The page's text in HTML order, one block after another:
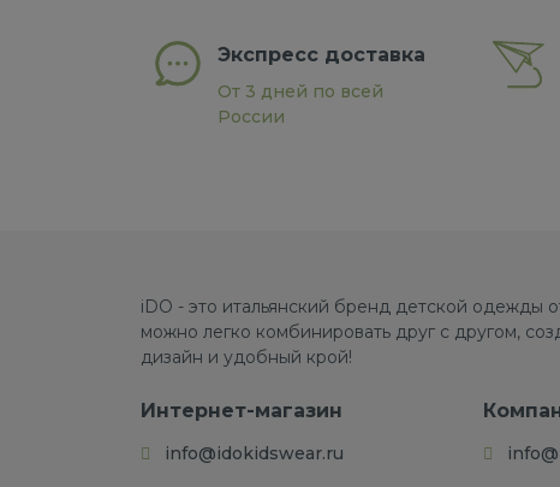
Экспресс доставка
От 3 дней по всей
России
iDO - это итальянский бренд детской одежды
можно легко комбинировать друг с другом,
дизайн и удобный крой!
Интернет-магазин
info@idokidswear.ru